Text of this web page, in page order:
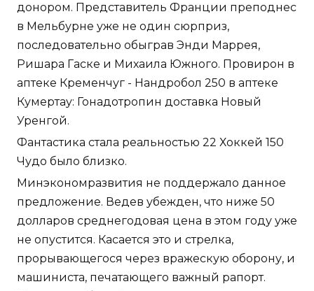
донором. Представитель Франции преподнес
в Мельбурне уже не один сюрприз,
последовательно обыграв Энди Маррея,
Ришара Гаске и Михаила Южного. Провирон в
аптеке Кременчуг - Нандробол 250 в аптеке
Кумертау: Гонадотропин доставка Новый
Уренгой.
Фантастика стала реальностью 22 Хоккей 150
Чудо было близко.
Минэкономразвития не поддержало данное
предложение. Ведев убежден, что ниже 50
долларов среднегодовая цена в этом году уже
не опустится. Касается это и стрелка,
прорывающегося через вражескую оборону, и
машиниста, печатающего важный рапорт.